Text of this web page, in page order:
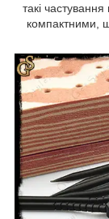
такі
компактними,